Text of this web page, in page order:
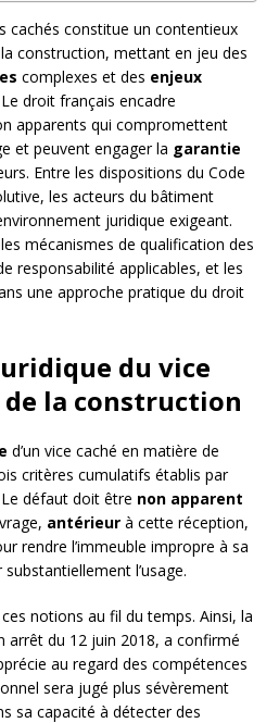
cachés constitue un contentieux
construction, mettant en jeu des
complexes et des enjeux
droit français encadre
apparents qui compromettent
et peuvent engager la garantie
Entre les dispositions du Code
les acteurs du bâtiment
juridique exigeant.
mécanismes de qualification des
responsabilité applicables, et les
une approche pratique du droit
du vice
la construction
d’un vice caché en matière de
critères cumulatifs établis par
Le défaut doit être non apparent
antérieur à cette réception,
rendre l’immeuble impropre à sa
l’usage.
notions au fil du temps. Ainsi, la
arrêt du 12 juin 2018, a confirmé
au regard des compétences
sera jugé plus sévèrement
sa capacité à détecter des